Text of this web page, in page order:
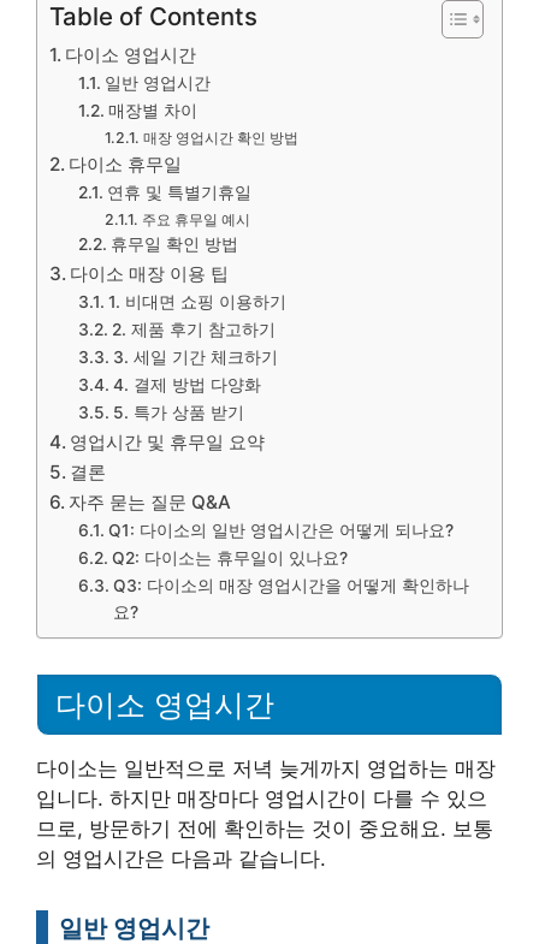
Table of Contents
다이소 영업시간
일반 영업시간
매장별 차이
매장 영업시간 확인 방법
다이소 휴무일
연휴 및 특별기휴일
주요 휴무일 예시
휴무일 확인 방법
다이소 매장 이용 팁
1. 비대면 쇼핑 이용하기
2. 제품 후기 참고하기
3. 세일 기간 체크하기
4. 결제 방법 다양화
5. 특가 상품 받기
영업시간 및 휴무일 요약
결론
자주 묻는 질문 Q&A
Q1: 다이소의 일반 영업시간은 어떻게 되나요?
Q2: 다이소는 휴무일이 있나요?
Q3: 다이소의 매장 영업시간을 어떻게 확인하나
요?
다이소 영업시간
다이소는 일반적으로 저녁 늦게까지 영업하는 매장
입니다. 하지만 매장마다 영업시간이 다를 수 있으
므로, 방문하기 전에 확인하는 것이 중요해요. 보통
의 영업시간은 다음과 같습니다.
일반 영업시간